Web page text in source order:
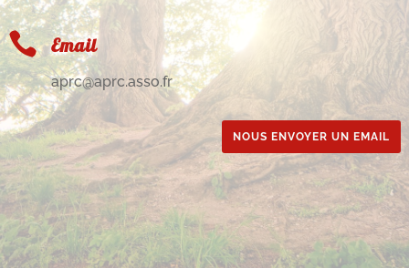
 Email
aprc@aprc.asso.fr
NOUS ENVOYER UN EMAIL